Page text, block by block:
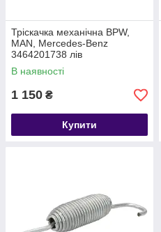
Тріскачка механічна BPW,
MAN, Mercedes-Benz
3464201738 лів
В наявності
1 150 ₴
Купити